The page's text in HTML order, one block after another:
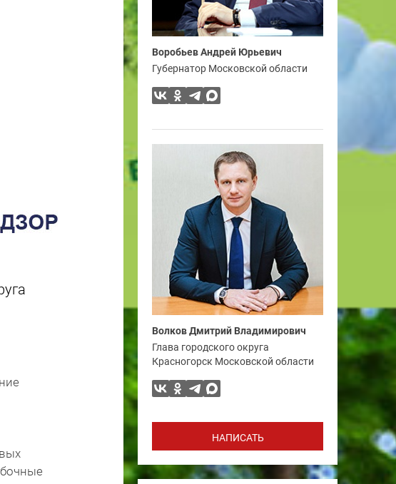
Воробьев Андрей Юрьевич
Губернатор Московской области
Волков Дмитрий Владимирович
Глава городского округа
Красногорск Московской области
НАПИСАТЬ